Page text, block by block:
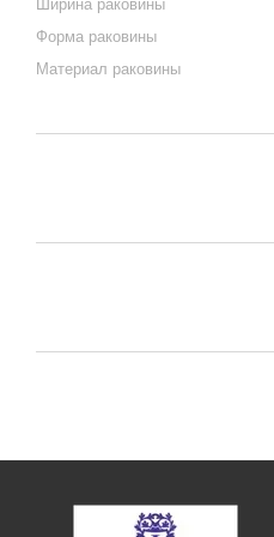
Ширина раковины
Форма раковины
Материал раковины